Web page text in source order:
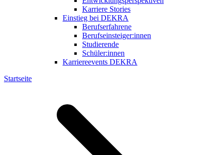
Karriere Stories
Einstieg bei DEKRA
Berufserfahrene
Berufseinsteiger:innen
Studierende
Schüler:innen
Karriereevents DEKRA
Startseite